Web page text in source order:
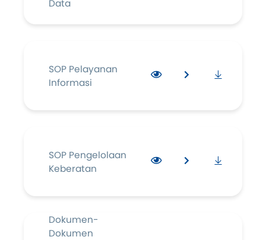
Data
SOP Pelayanan
Informasi
SOP Pengelolaan
Keberatan
Dokumen-
Dokumen